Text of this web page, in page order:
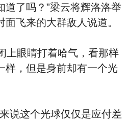
道了吗？”梁云将辉洛洛举
飞来的大群敌人说道。
眼睛打着哈气，看那样
样，但是身前却有一个光
这个光球仅仅是应付差